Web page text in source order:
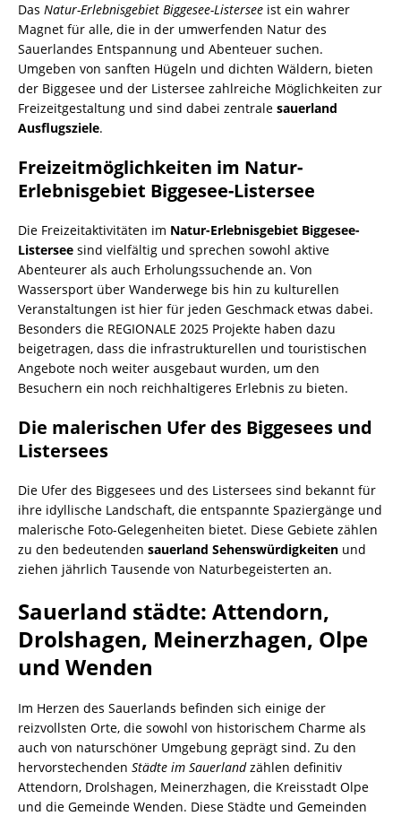
Das Natur-Erlebnisgebiet Biggesee-Listersee ist ein wahrer
Magnet für alle, die in der umwerfenden Natur des
Sauerlandes Entspannung und Abenteuer suchen.
Umgeben von sanften Hügeln und dichten Wäldern, bieten
der Biggesee und der Listersee zahlreiche Möglichkeiten zur
Freizeitgestaltung und sind dabei zentrale sauerland
Ausflugsziele.
Freizeitmöglichkeiten im Natur-
Erlebnisgebiet Biggesee-Listersee
Die Freizeitaktivitäten im Natur-Erlebnisgebiet Biggesee-
Listersee sind vielfältig und sprechen sowohl aktive
Abenteurer als auch Erholungssuchende an. Von
Wassersport über Wanderwege bis hin zu kulturellen
Veranstaltungen ist hier für jeden Geschmack etwas dabei.
Besonders die REGIONALE 2025 Projekte haben dazu
beigetragen, dass die infrastrukturellen und touristischen
Angebote noch weiter ausgebaut wurden, um den
Besuchern ein noch reichhaltigeres Erlebnis zu bieten.
Die malerischen Ufer des Biggesees und
Listersees
Die Ufer des Biggesees und des Listersees sind bekannt für
ihre idyllische Landschaft, die entspannte Spaziergänge und
malerische Foto-Gelegenheiten bietet. Diese Gebiete zählen
zu den bedeutenden sauerland Sehenswürdigkeiten und
ziehen jährlich Tausende von Naturbegeisterten an.
Sauerland städte: Attendorn,
Drolshagen, Meinerzhagen, Olpe
und Wenden
Im Herzen des Sauerlands befinden sich einige der
reizvollsten Orte, die sowohl von historischem Charme als
auch von naturschöner Umgebung geprägt sind. Zu den
hervorstechenden Städte im Sauerlandzählen definitiv
Attendorn, Drolshagen, Meinerzhagen, die Kreisstadt Olpe
und die Gemeinde Wenden. Diese Städte und Gemeinden